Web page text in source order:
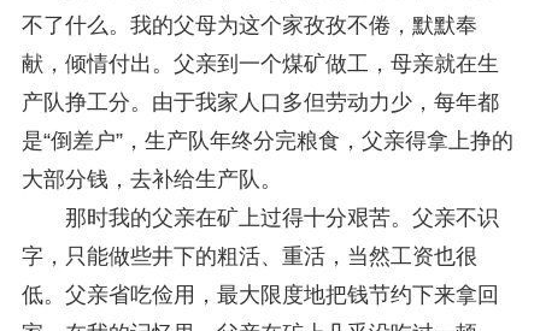
不了什么。我的父母为这个家孜孜不倦，默默奉
献，倾情付出。父亲到一个煤矿做工，母亲就在生
产队挣工分。由于我家人口多但劳动力少，每年都
是“倒差户”，生产队年终分完粮食，父亲得拿上挣的
大部分钱，去补给生产队。
那时我的父亲在矿上过得十分艰苦。父亲不识
字，只能做些井下的粗活、重活，当然工资也很
低。父亲省吃俭用，最大限度地把钱节约下来拿回